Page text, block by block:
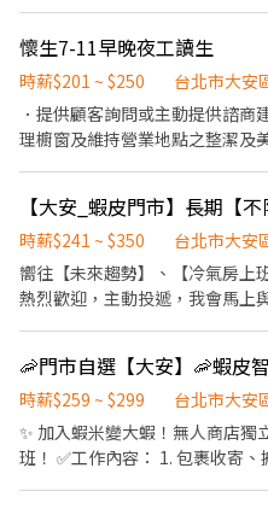
束營業前，統計銷售情形、盤點
懷生7-11早晚夜工讀生
時薪$201 ~ $250
台北市大安
．提供顧客詢問或主動提供諮
理櫥窗及維持營業地點之整潔及
束營業前，統計銷售情形、盤
時薪$241 ~ $350
台北市大安
嚮往【未來趨勢】、【冷氣房上
熱烈歡迎，主動投遞，我會馬
進貨、補貨 3.提供顧客接待、收
境、清潔維護作業 5.可配合調
(早4)1100-1500 (早6)1100-1730 【午班】 (午4)1500-1900 【
時薪$259 ~ $299
台北市大安
✨ 加入蝦米變大蝦！無人商店
班！ ✅工作內容： 1. 包裹收寄